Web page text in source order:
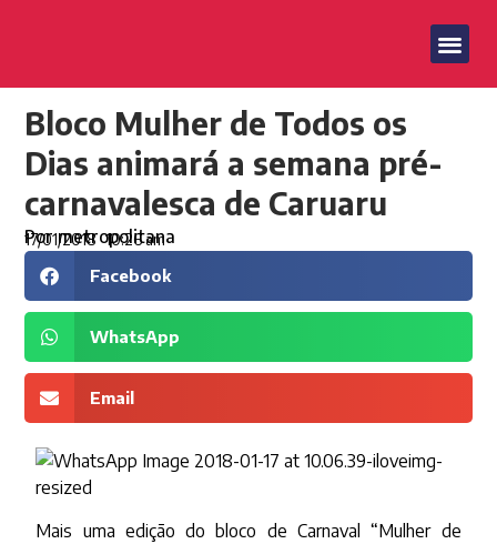
Bloco Mulher de Todos os
Dias animará a semana pré-
carnavalesca de Caruaru
Pormetropolitana
17/01/2018 10:26 am
Facebook
WhatsApp
Email
Mais uma edição do bloco de Carnaval “Mulher de